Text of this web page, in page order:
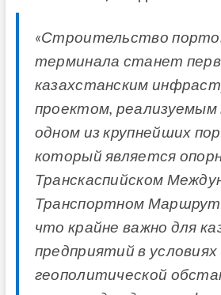
«Строительство
терминала станет
казахстанским
проектом,
одном из крупнейших
который является
Транскаспийском
Транспортном
что крайне важно для
предприятий в
геополитической